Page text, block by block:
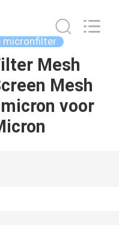
micronfilter
Mesh
Mesh
voor